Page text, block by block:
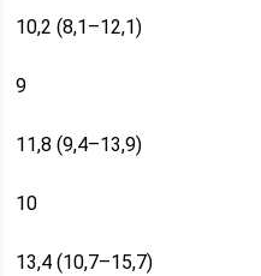
10,2 (8,1–12,1)
9
11,8 (9,4–13,9)
10
13,4 (10,7–15,7)